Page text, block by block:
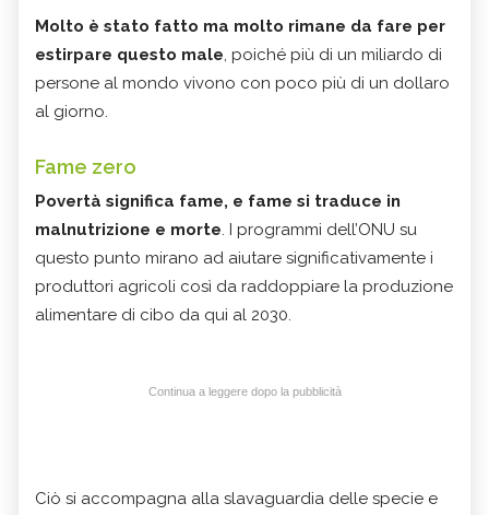
Molto è stato fatto ma molto rimane da fare per
estirpare questo male, poiché più di un miliardo di
persone al mondo vivono con poco più di un dollaro
al giorno.
Fame zero
Povertà significa fame, e fame si traduce in
malnutrizione e morte. I programmi dell’ONU su
questo punto mirano ad aiutare significativamente i
produttori agricoli così da raddoppiare la produzione
alimentare di cibo da qui al 2030.
Continua a leggere dopo la pubblicità
Ciò si accompagna alla slavaguardia delle specie e